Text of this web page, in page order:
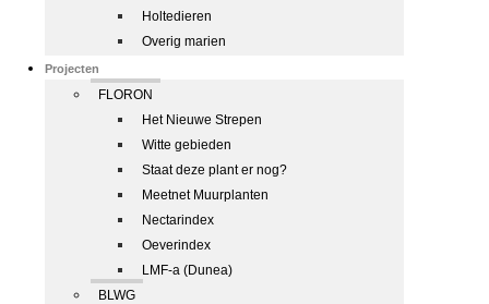
Holtedieren
Overig marien
Projecten
FLORON
Het Nieuwe Strepen
Witte gebieden
Staat deze plant er nog?
Meetnet Muurplanten
Nectarindex
Oeverindex
LMF-a (Dunea)
BLWG